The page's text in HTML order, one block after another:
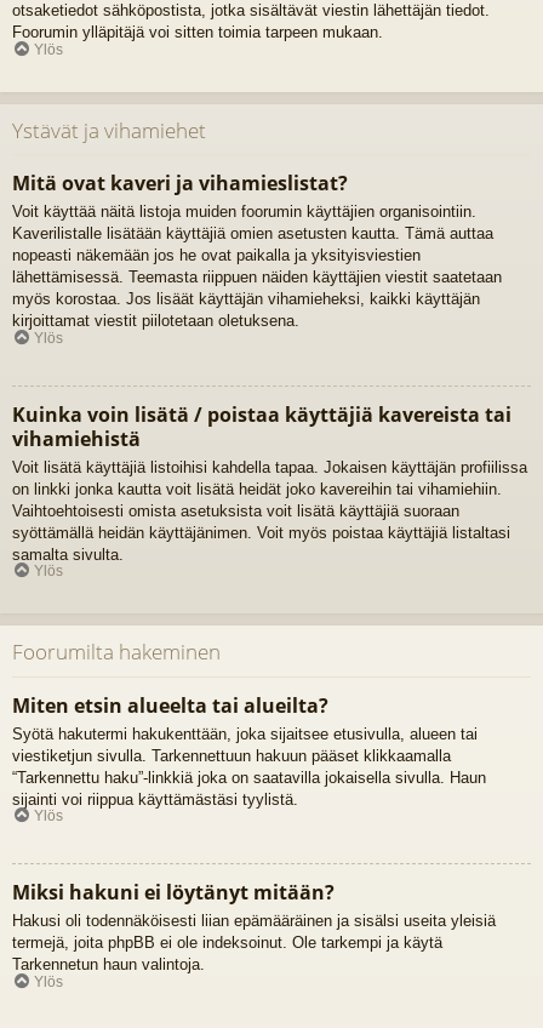
otsaketiedot sähköpostista, jotka sisältävät viestin lähettäjän tiedot.
Foorumin ylläpitäjä voi sitten toimia tarpeen mukaan.
Ylös
Ystävät ja vihamiehet
Mitä ovat kaveri ja vihamieslistat?
Voit käyttää näitä listoja muiden foorumin käyttäjien organisointiin.
Kaverilistalle lisätään käyttäjiä omien asetusten kautta. Tämä auttaa
nopeasti näkemään jos he ovat paikalla ja yksityisviestien
lähettämisessä. Teemasta riippuen näiden käyttäjien viestit saatetaan
myös korostaa. Jos lisäät käyttäjän vihamieheksi, kaikki käyttäjän
kirjoittamat viestit piilotetaan oletuksena.
Ylös
Kuinka voin lisätä / poistaa käyttäjiä kavereista tai
vihamiehistä
Voit lisätä käyttäjiä listoihisi kahdella tapaa. Jokaisen käyttäjän profiilissa
on linkki jonka kautta voit lisätä heidät joko kavereihin tai vihamiehiin.
Vaihtoehtoisesti omista asetuksista voit lisätä käyttäjiä suoraan
syöttämällä heidän käyttäjänimen. Voit myös poistaa käyttäjiä listaltasi
samalta sivulta.
Ylös
Foorumilta hakeminen
Miten etsin alueelta tai alueilta?
Syötä hakutermi hakukenttään, joka sijaitsee etusivulla, alueen tai
viestiketjun sivulla. Tarkennettuun hakuun pääset klikkaamalla
“Tarkennettu haku”-linkkiä joka on saatavilla jokaisella sivulla. Haun
sijainti voi riippua käyttämästäsi tyylistä.
Ylös
Miksi hakuni ei löytänyt mitään?
Hakusi oli todennäköisesti liian epämääräinen ja sisälsi useita yleisiä
termejä, joita phpBB ei ole indeksoinut. Ole tarkempi ja käytä
Tarkennetun haun valintoja.
Ylös